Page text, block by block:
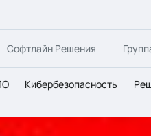
Софтлайн Решения
Кибербезопасность